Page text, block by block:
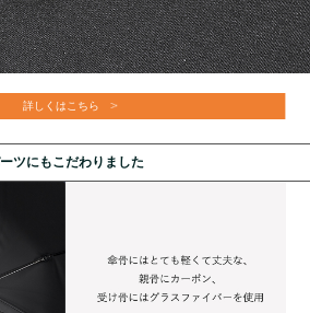
詳しくはこちら
ツにもこだわりました